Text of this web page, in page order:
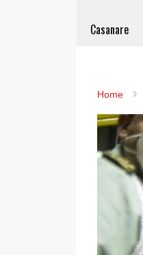
Casanare
Home